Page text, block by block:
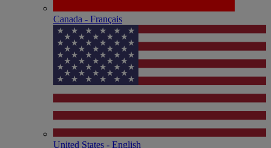
Canada - Français
United States - English